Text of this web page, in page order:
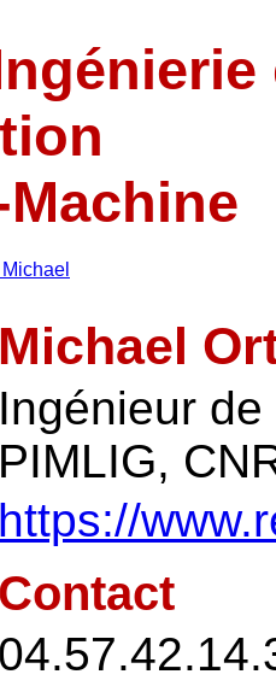
Michael
Ingénieur
PIMLIG,
https://
Contact